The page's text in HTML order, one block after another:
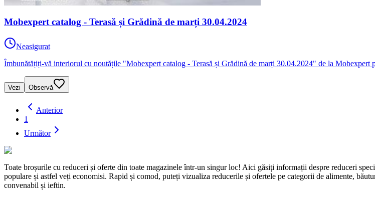
Mobexpert catalog - Terasă și Grădină de marți 30.04.2024
Neasigurat
Îmbunătățiți-vă interiorul cu noutățile "Mobexpert catalog - Terasă și Grădină de marți 30.04.2024" de la Mobexpert
Vezi Observă
Anterior
1
Următor
Toate broșurile cu reduceri și oferte din toate magazinele într-un singur loc! Aici găsiți informații despre reduceri
populare și astfel veți economisi. Rapid și comod, puteți vizualiza reducerile și ofertele pe categorii de alimente,
convenabil și ieftin.